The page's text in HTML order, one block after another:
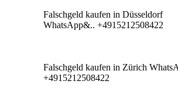
Falschgeld kaufen in Düsseldorf
WhatsApp&.. +4915212508422
Falschgeld kaufen in Zürich
+4915212508422